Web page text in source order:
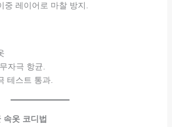
중 레이어로 마찰 방지.
자극 항균.
테스트 통과.
옷 코디법